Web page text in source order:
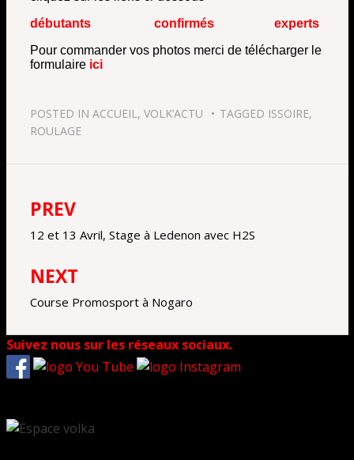
débutants
confirmés
experts
Pour commander vos photos merci de télécharger le
formulaire ici
POSTED IN ACCUEIL, VOLK’ACTU TAGGED ISSOIRE,
ROULAGE
Navigation
de
l’article
PREV
12 et 13 Avril, Stage à Ledenon avec H2S
NEXT
Course Promosport à Nogaro
Suivez nous sur les réseaux sociaux.